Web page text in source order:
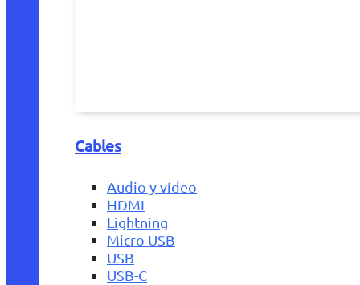
Cables
Audio y vídeo
HDMI
Lightning
Micro USB
USB
USB-C